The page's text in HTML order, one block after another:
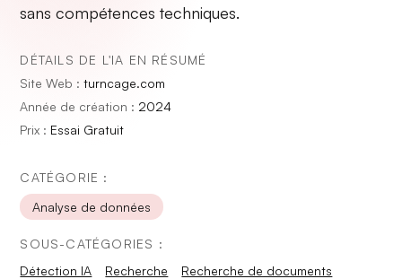
sans compétences techniques.
DÉTAILS DE L'IA EN RÉSUMÉ
Site Web :turncage.com
Année de création : 2024
Prix : Essai Gratuit
CATÉGORIE :
Analyse de données
SOUS-CATÉGORIES :
Détection IA
Recherche Recherche de documents